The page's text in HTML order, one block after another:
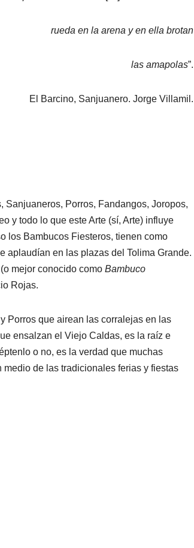
rueda en la arena y en ella brotan
las amapolas”.
El Barcino, Sanjuanero. Jorge Villamil.
Porros, Fandangos, Joropos,
y todo lo que este Arte (sí, Arte) influye
los Bambucos Fiesteros, tienen como
aplaudían en las plazas del Tolima Grande.
(o mejor conocido como Bambuco
Rojas.
Porros que airean las corralejas en las
ensalzan el Viejo Caldas, es la raíz e
o no, es la verdad que muchas
de las tradicionales ferias y fiestas